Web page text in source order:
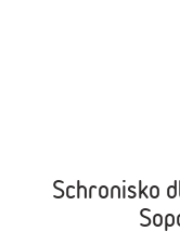
Schronisko